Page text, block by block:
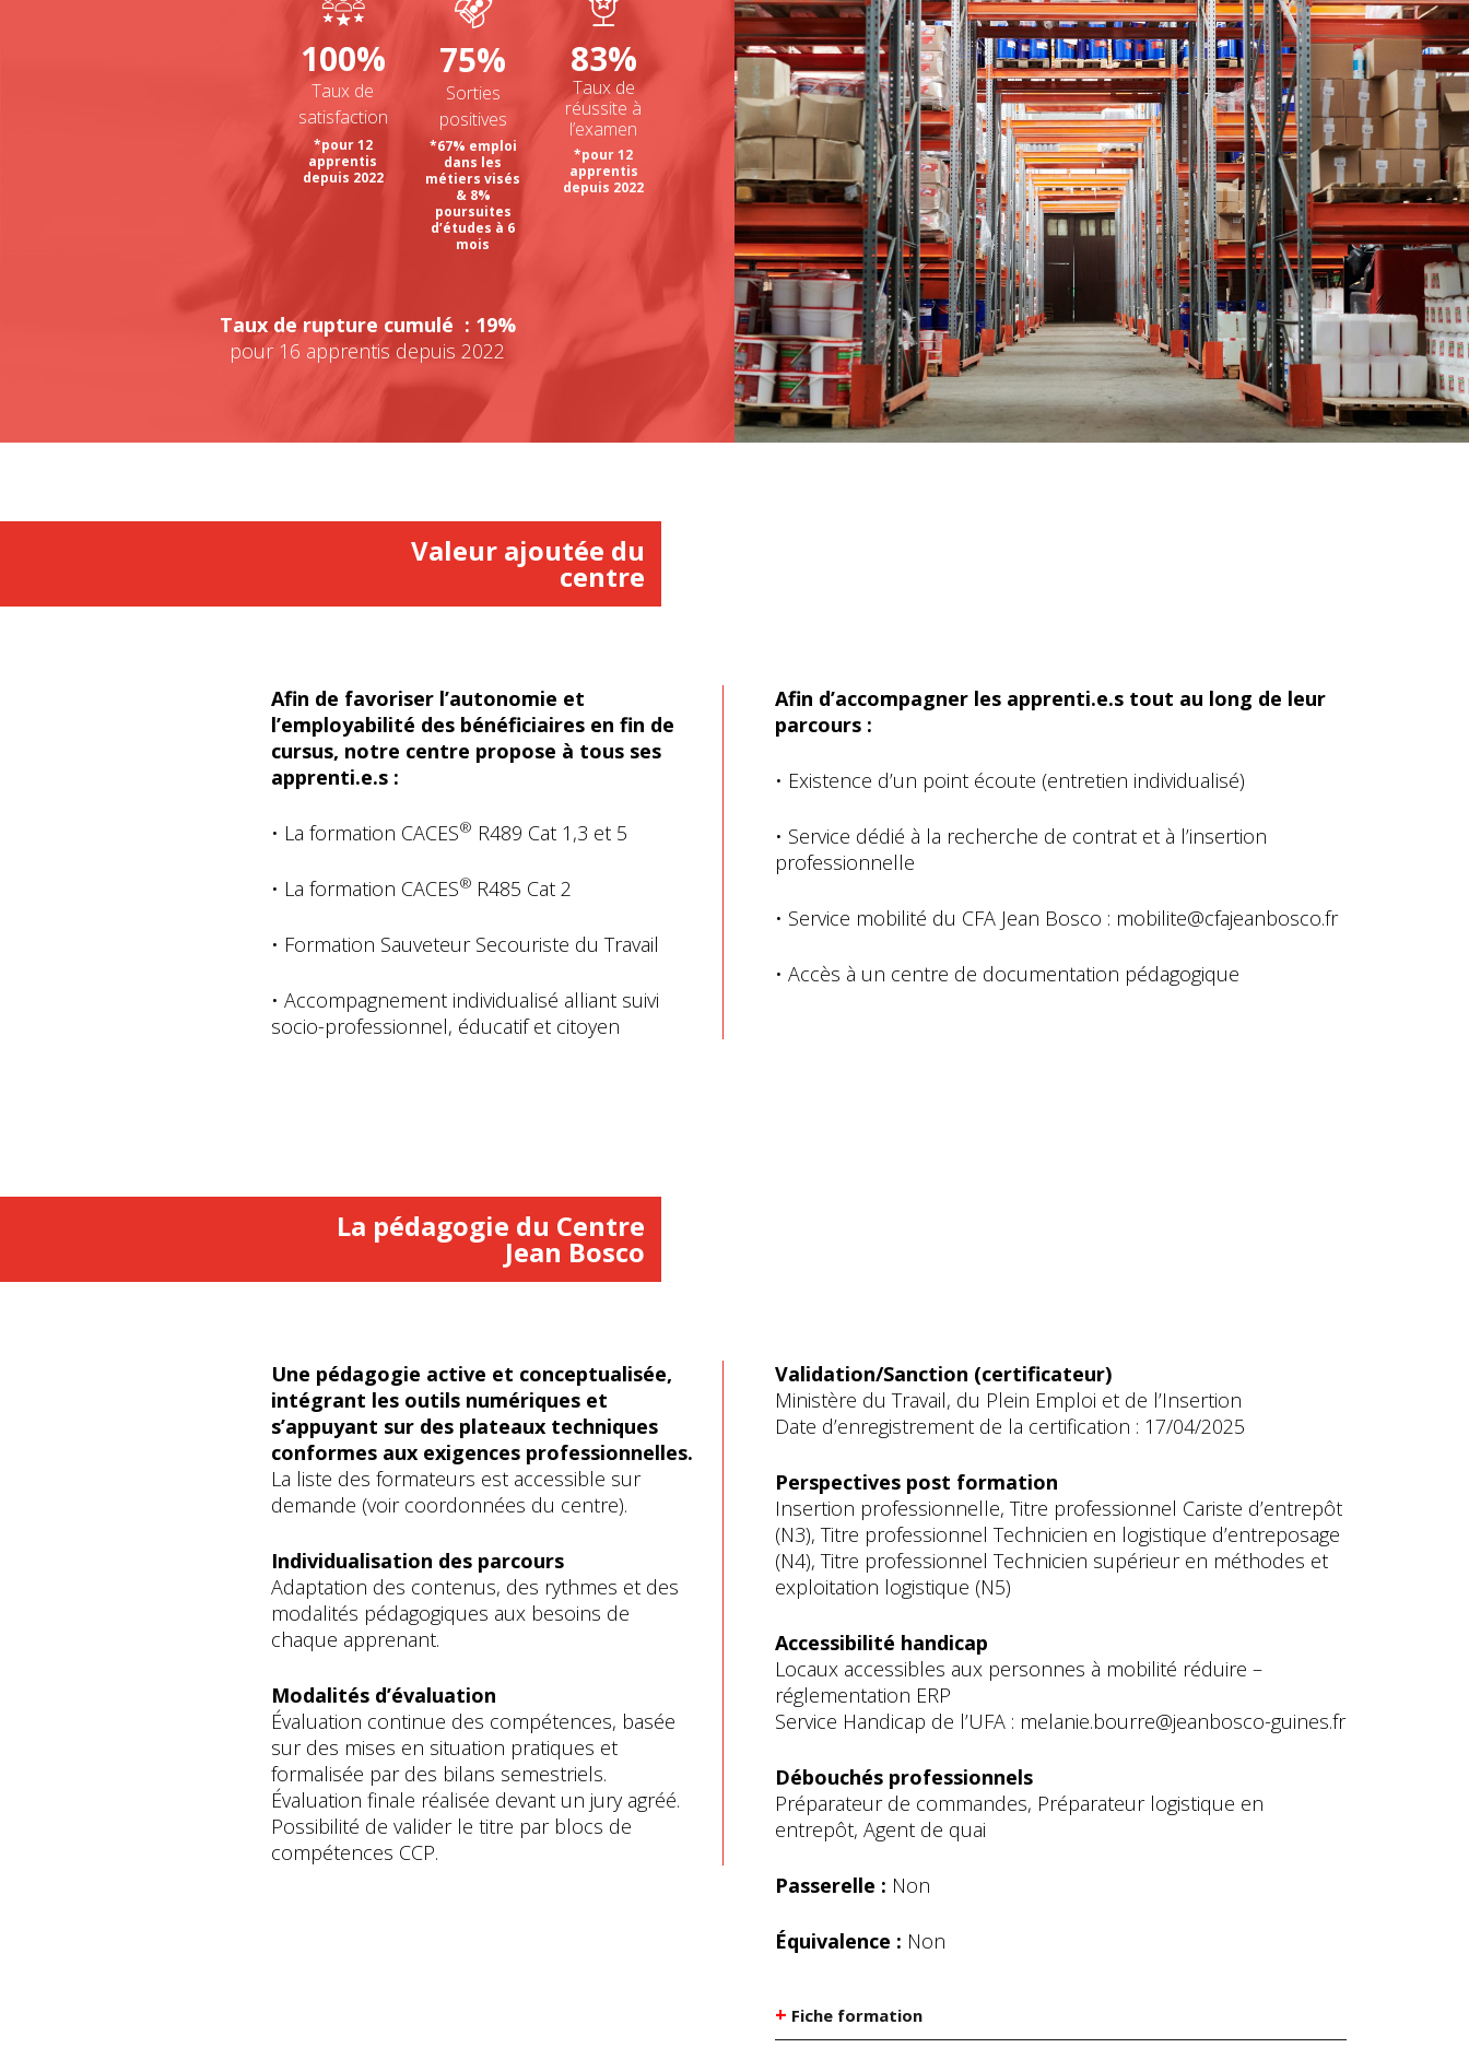
100%
Taux de
satisfaction
*pour 12
apprentis
depuis 2022
75%
Sorties
positives
*67% emploi
dans les
métiers visés
& 8%
poursuites
d’études à 6
mois
83%
Taux de
réussite à
l’examen
*pour 12
apprentis
depuis 2022
Taux de rupture cumulé : 19%
pour 16 apprentis depuis 2022
Valeur ajoutée du
centre
Afin de favoriser l’autonomie et
l’employabilité des bénéficiaires en fin de
cursus, notre centre propose à tous ses
apprenti.e.s :
• La formation CACES® R489 Cat 1,3 et 5
• La formation CACES® R485 Cat 2
• Formation Sauveteur Secouriste du Travail
• Accompagnement individualisé alliant suivi
socio-professionnel, éducatif et citoyen
Afin d’accompagner les apprenti.e.s tout au long de leur
parcours :
• Existence d’un point écoute (entretien individualisé)
• Service dédié à la recherche de contrat et à l’insertion
professionnelle
• Service mobilité du CFA Jean Bosco : mobilite@cfajeanbosco.fr
• Accès à un centre de documentation pédagogique
La pédagogie du Centre
Jean Bosco
Une pédagogie active et conceptualisée,
intégrant les outils numériques et
s’appuyant sur des plateaux techniques
conformes aux exigences professionnelles.
La liste des formateurs est accessible sur
demande (voir coordonnées du centre).
Individualisation des parcours
Adaptation des contenus, des rythmes et des
modalités pédagogiques aux besoins de
chaque apprenant.
Modalités d’évaluation
Évaluation continue des compétences, basée
sur des mises en situation pratiques et
formalisée par des bilans semestriels.
Évaluation finale réalisée devant un jury agréé.
Possibilité de valider le titre par blocs de
compétences CCP.
Validation/Sanction (certificateur)
Ministère du Travail, du Plein Emploi et de l’Insertion
Date d’enregistrement de la certification : 17/04/2025
Perspectives post formation
Insertion professionnelle, Titre professionnel Cariste d’entrepôt
(N3), Titre professionnel Technicien en logistique d’entreposage
(N4), Titre professionnel Technicien supérieur en méthodes et
exploitation logistique (N5)
Accessibilité handicap
Locaux accessibles aux personnes à mobilité réduire –
réglementation ERP
Service Handicap de l’UFA : melanie.bourre@jeanbosco-guines.fr
Débouchés professionnels
Préparateur de commandes, Préparateur logistique en
entrepôt, Agent de quai
Passerelle : Non
Équivalence : Non
+ Fiche formation